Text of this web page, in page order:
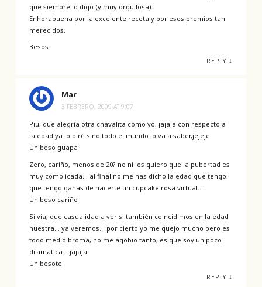
que siempre lo digo (y muy orgullosa).
Enhorabuena por la excelente receta y por esos premios tan
merecidos.
Besos.
REPLY ↓
Mar
3 FEBRERO, 2009 AT 9:07
Piu, que alegría otra chavalita como yo, jajaja con respecto a
la edad ya lo diré sino todo el mundo lo va a saber,jejeje
Un beso guapa
Zero, cariño, menos de 20? no ni los quiero que la pubertad es
muy complicada… al final no me has dicho la edad que tengo,
que tengo ganas de hacerte un cupcake rosa virtual…
Un beso cariño
Silvia, que casualidad a ver si también coincidimos en la edad
nuestra… ya veremos… por cierto yo me quejo mucho pero es
todo medio broma, no me agobio tanto, es que soy un poco
dramatica… jajaja
Un besote
REPLY ↓